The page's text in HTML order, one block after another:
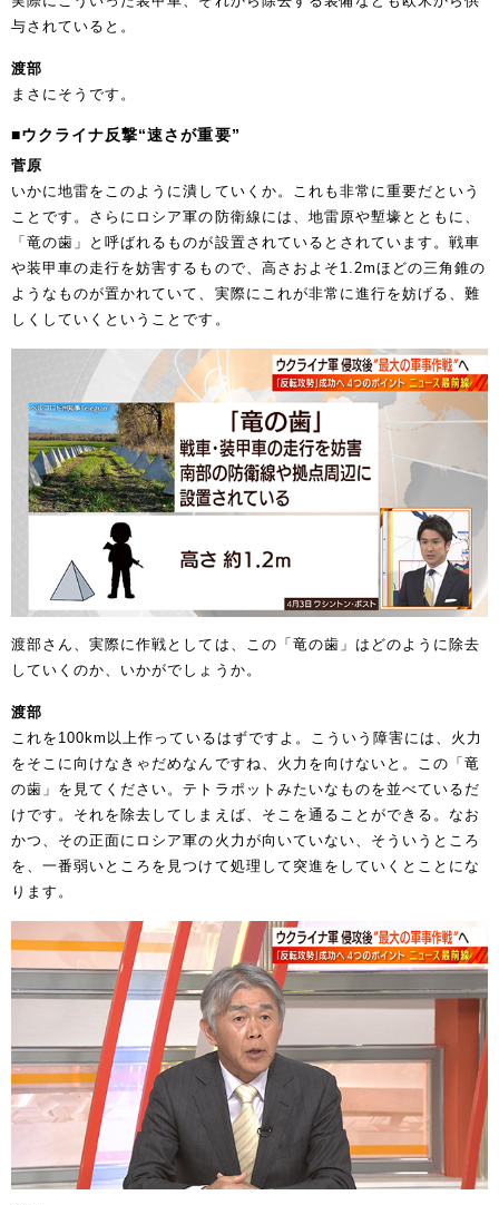
与されていると。
渡部
まさにそうです。
■ウクライナ反撃“速さが重要”
菅原
いかに地雷をこのように潰していくか。これも非常に重要だという
ことです。さらにロシア軍の防衛線には、地雷原や塹壕とともに、
「竜の歯」と呼ばれるものが設置されているとされています。戦車
や装甲車の走行を妨害するもので、高さおよそ1.2mほどの三角錐の
ようなものが置かれていて、実際にこれが非常に進行を妨げる、難
しくしていくということです。
渡部さん、実際に作戦としては、この「竜の歯」はどのように除去
していくのか、いかがでしょうか。
渡部
これを100km以上作っているはずですよ。こういう障害には、火力
をそこに向けなきゃだめなんですね、火力を向けないと。この「竜
の歯」を見てください。テトラポットみたいなものを並べているだ
けです。それを除去してしまえば、そこを通ることができる。なお
かつ、その正面にロシア軍の火力が向いていない、そういうところ
を、一番弱いところを見つけて処理して突進をしていくとことにな
ります。